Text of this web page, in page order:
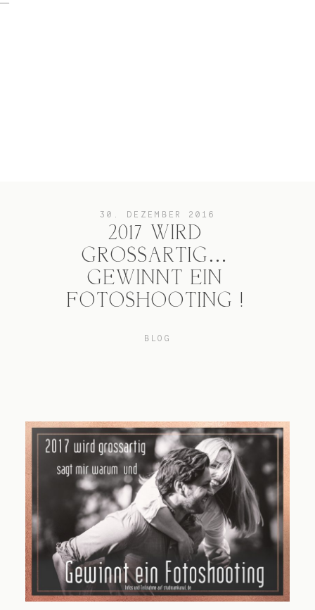
30. DEZEMBER 2016
2017 WIRD
GROSSARTIG… G
EWINNT EIN F
OTOSHOOTING !
BLOG
Infos / Preise
Kontakt